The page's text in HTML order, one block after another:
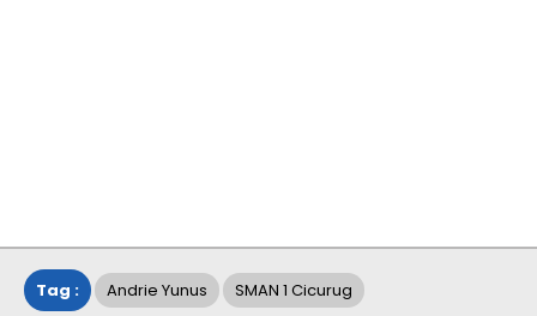
Tag : Andrie Yunus SMAN 1 Cicurug